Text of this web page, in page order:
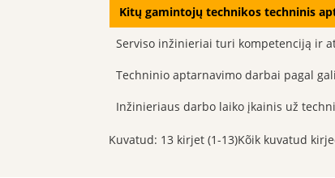
Kitų gamintojų technikos techninis
Serviso inžinieriai turi kompetenciją ir
Techninio aptarnavimo darbai pagal
Inžinieriaus darbo laiko įkainis už
Kuvatud: 13 kirjet (1-13)Kõik kuvatud